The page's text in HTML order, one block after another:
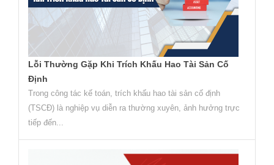
Lỗi Thường Gặp Khi Trích Khấu Hao Tài Sản Cố
Định
Trong công tác kế toán, trích khấu hao tài sản cố định
(TSCĐ) là nghiệp vụ diễn ra thường xuyên, ảnh hưởng trực
tiếp đến...